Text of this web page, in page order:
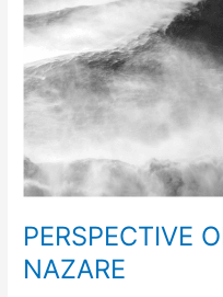
PERSPECTIVE
NAZARE